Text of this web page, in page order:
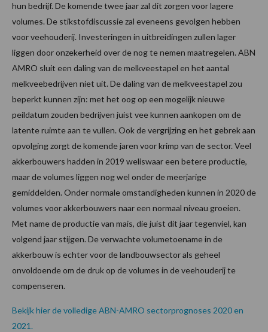
hun bedrijf. De komende twee jaar zal dit zorgen voor lagere
volumes. De stikstofdiscussie zal eveneens gevolgen hebben
voor veehouderij. Investeringen in uitbreidingen zullen lager
liggen door onzekerheid over de nog te nemen maatregelen. ABN
AMRO sluit een daling van de melkveestapel en het aantal
melkveebedrijven niet uit. De daling van de melkveestapel zou
beperkt kunnen zijn: met het oog op een mogelijk nieuwe
peildatum zouden bedrijven juist vee kunnen aankopen om de
latente ruimte aan te vullen. Ook de vergrijzing en het gebrek aan
opvolging zorgt de komende jaren voor krimp van de sector. Veel
akkerbouwers hadden in 2019 weliswaar een betere productie,
maar de volumes liggen nog wel onder de meerjarige
gemiddelden. Onder normale omstandigheden kunnen in 2020 de
volumes voor akkerbouwers naar een normaal niveau groeien.
Met name de productie van mais, die juist dit jaar tegenviel, kan
volgend jaar stijgen. De verwachte volumetoename in de
akkerbouw is echter voor de landbouwsector als geheel
onvoldoende om de druk op de volumes in de veehouderij te
compenseren.
Bekijk hier de volledige ABN-AMRO sectorprognoses 2020 en
2021.